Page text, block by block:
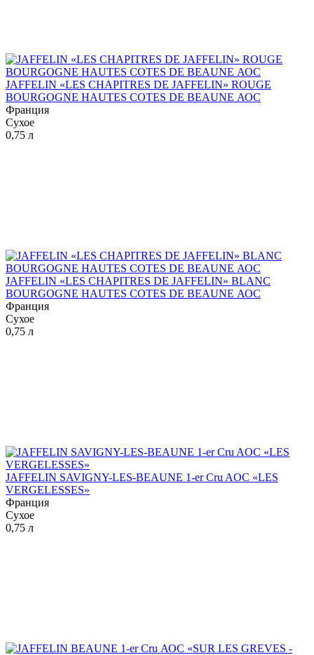
JAFFELIN «LES CHAPITRES DE JAFFELIN» ROUGE
BOURGOGNE HAUTES COTES DE BEAUNE АОС
Франция
Сухое
0,75 л
JAFFELIN «LES CHAPITRES DE JAFFELIN» BLANC
BOURGOGNE HAUTES COTES DE BEAUNE АОС
Франция
Сухое
0,75 л
JAFFELIN SAVIGNY-LES-BEAUNE 1-er Cru AOC «LES
VERGELESSES»
Франция
Сухое
0,75 л